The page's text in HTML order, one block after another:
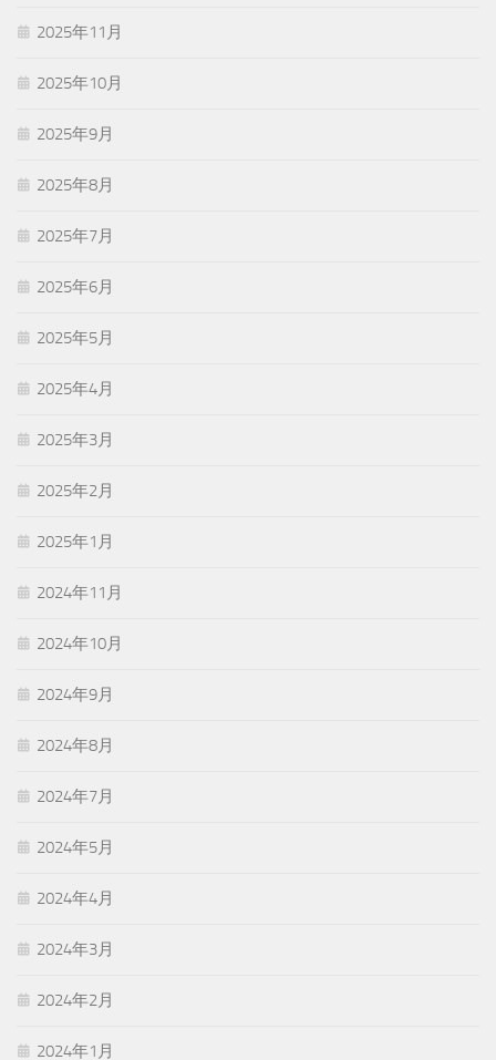
2025年11月
2025年10月
2025年9月
2025年8月
2025年7月
2025年6月
2025年5月
2025年4月
2025年3月
2025年2月
2025年1月
2024年11月
2024年10月
2024年9月
2024年8月
2024年7月
2024年5月
2024年4月
2024年3月
2024年2月
2024年1月